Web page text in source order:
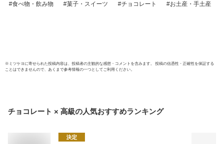
プチギフト 可愛い
食べ物・飲み物 菓子・スイーツ チョコレート お土産・手土産
※ ミツケヨに寄せられた投稿内容は、投稿者の主観的な感想・コメントを含みます。 投稿の信憑性・正確性を保証する
ことはできませんので、あくまで参考情報の一つとしてご利用ください。
チョコレート × 高級の人気おすすめランキング
決定